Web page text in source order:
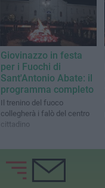
Giovinazzo in festa
per i Fuochi di
Sant'Antonio Abate: il
programma completo
Il trenino del fuoco
collegherà i falò del centro
cittadino